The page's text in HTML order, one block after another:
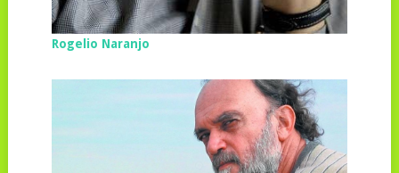
Rogelio Naranjo